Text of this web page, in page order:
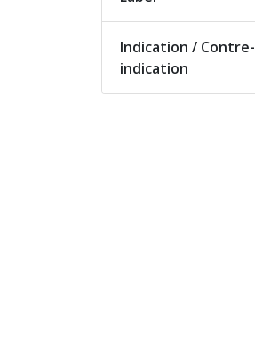
Indication / Contre-
indication